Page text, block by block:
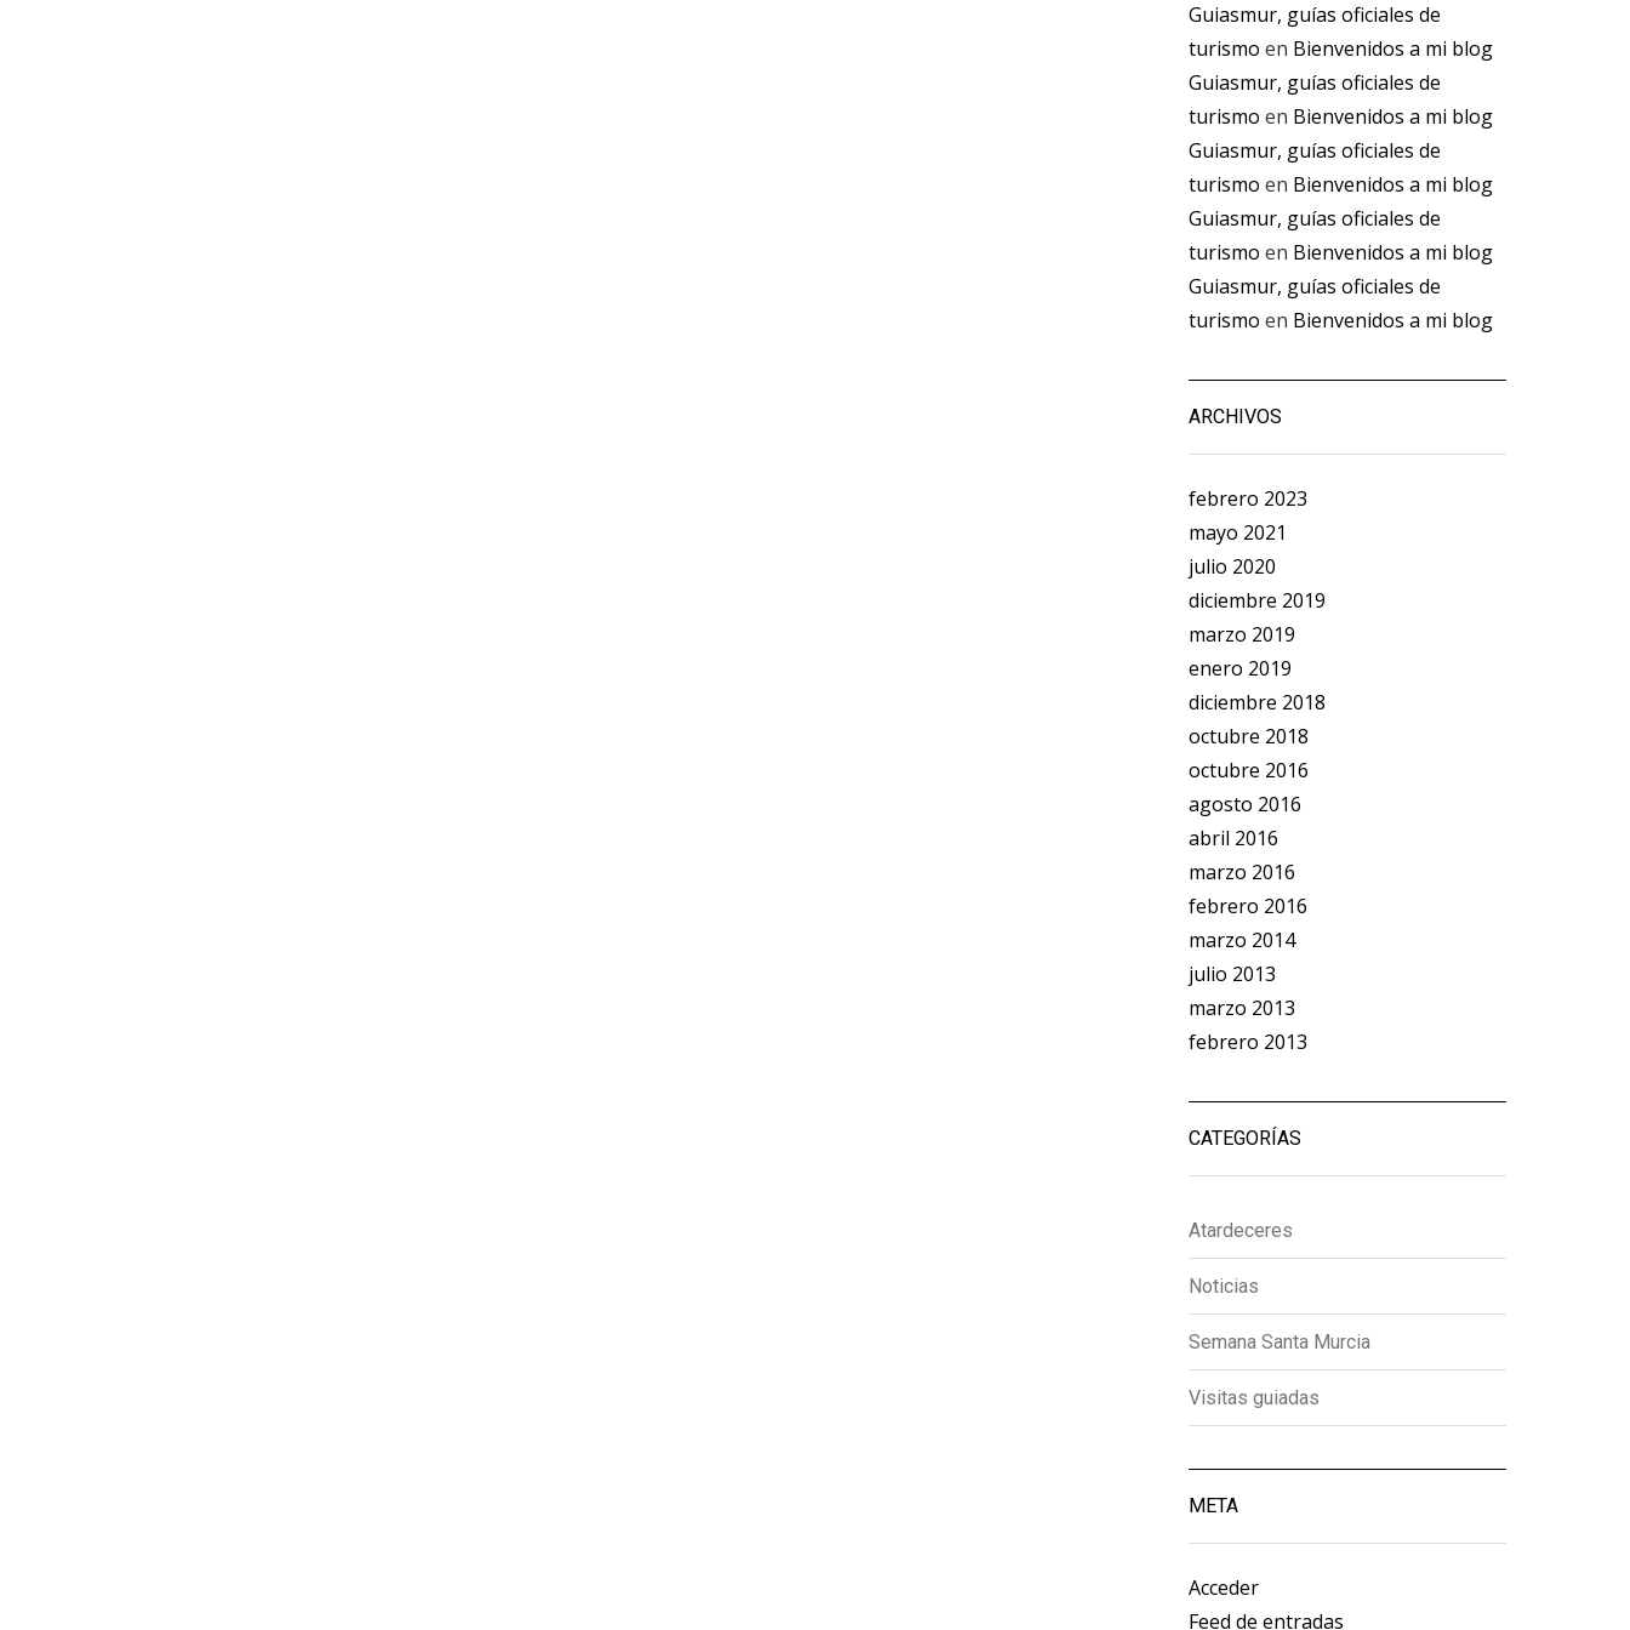
Guiasmur, guías oficiales de
turismo en Bienvenidos a mi blog
Guiasmur, guías oficiales de
turismo en Bienvenidos a mi blog
Guiasmur, guías oficiales de
turismo en Bienvenidos a mi blog
Guiasmur, guías oficiales de
turismo en Bienvenidos a mi blog
Guiasmur, guías oficiales de
turismo en Bienvenidos a mi blog
ARCHIVOS
febrero 2023
mayo 2021
julio 2020
diciembre 2019
marzo 2019
enero 2019
diciembre 2018
octubre 2018
octubre 2016
agosto 2016
abril 2016
marzo 2016
febrero 2016
marzo 2014
julio 2013
marzo 2013
febrero 2013
CATEGORÍAS
Atardeceres
Noticias
Semana Santa Murcia
Visitas guiadas
META
Acceder
Feed de entradas